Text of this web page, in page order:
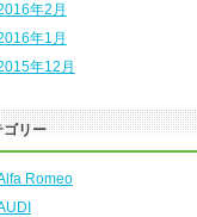
年2月
年1月
年12月
ゴリー
Romeo